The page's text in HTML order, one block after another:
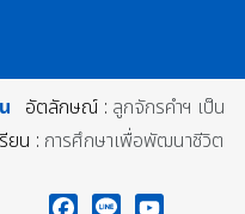
อัตลักษณ์ : ลูกจักรคำฯ เป็น
ยน : การศึกษาเพื่อพัฒนาชีวิต